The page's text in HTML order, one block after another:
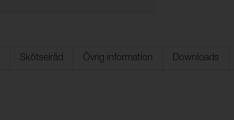
Skötselråd Övrig information Downloads